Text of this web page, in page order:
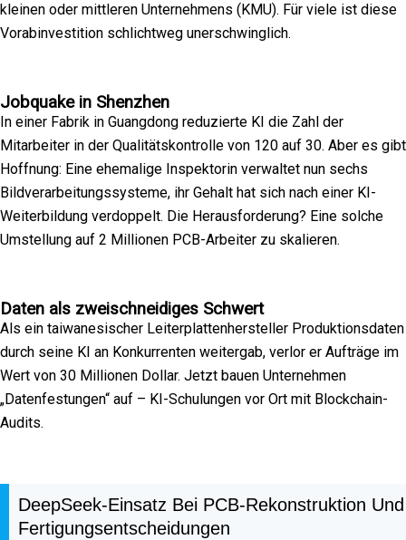
kleinen oder mittleren Unternehmens (KMU). Für viele ist diese
Vorabinvestition schlichtweg unerschwinglich.
Jobquake in Shenzhen
In einer Fabrik in Guangdong reduzierte KI die Zahl der
Mitarbeiter in der Qualitätskontrolle von 120 auf 30. Aber es gibt
Hoffnung: Eine ehemalige Inspektorin verwaltet nun sechs
Bildverarbeitungssysteme, ihr Gehalt hat sich nach einer KI-
Weiterbildung verdoppelt. Die Herausforderung? Eine solche
Umstellung auf 2 Millionen PCB-Arbeiter zu skalieren.
Daten als zweischneidiges Schwert
Als ein taiwanesischer Leiterplattenhersteller Produktionsdaten
durch seine KI an Konkurrenten weitergab, verlor er Aufträge im
Wert von 30 Millionen Dollar. Jetzt bauen Unternehmen
„Datenfestungen“ auf – KI-Schulungen vor Ort mit Blockchain-
Audits.
DeepSeek-Einsatz Bei PCB-Rekonstruktion Und
Fertigungsentscheidungen